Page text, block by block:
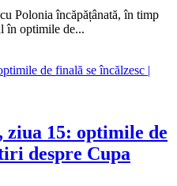
Polonia încăpățânată, în timp
în optimile de...
ziua 15: optimile de
despre Cupa